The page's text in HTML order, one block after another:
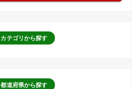
カテゴリから探す
都道府県から探す